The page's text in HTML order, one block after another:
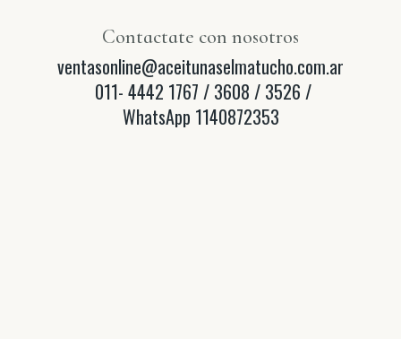
Contactate con nosotros
ventasonline@aceitunaselmatucho.com.ar
011- 4442 1767 / 3608 / 3526 /
WhatsApp 1140872353